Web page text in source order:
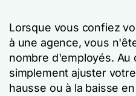
Lorsque vous confiez
à une agence, vous
nombre d'employés. Au
simplement ajuster
hausse ou à la baisse